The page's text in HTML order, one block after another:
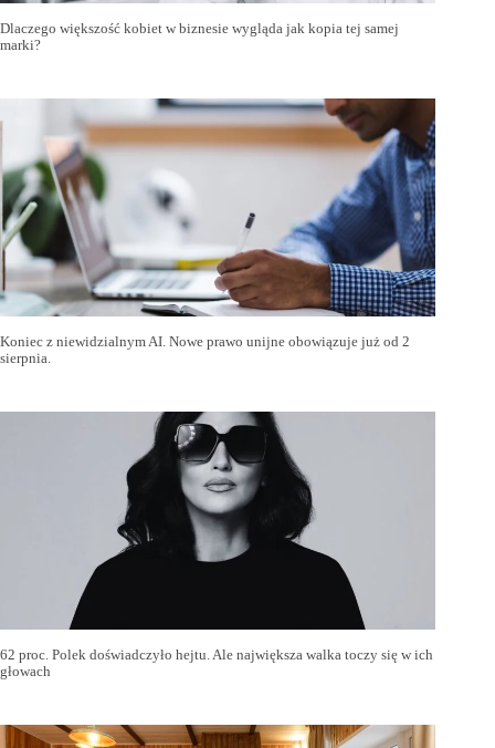
Dlaczego większość kobiet w biznesie wygląda jak kopia tej samej
marki?
Koniec z niewidzialnym AI. Nowe prawo unijne obowiązuje już od 2
sierpnia.
62 proc. Polek doświadczyło hejtu. Ale największa walka toczy się w ich
głowach